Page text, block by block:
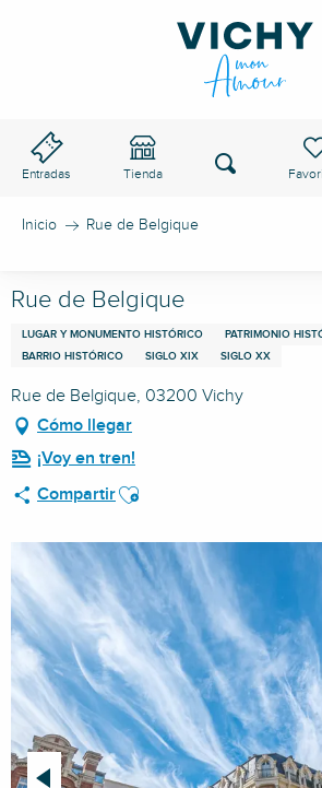
Entradas Tienda Buscar
Inicio Rue de Belgique
Rue de Belgique
LUGAR Y MONUMENTO HISTÓRICO
PATRIMONIO
BARRIO HISTÓRICO
SIGLO XIX SIGLO XX
Rue de Belgique, 03200 Vichy
Cómo llegar
¡Voy en tren!
CompartirAjouter aux favoris